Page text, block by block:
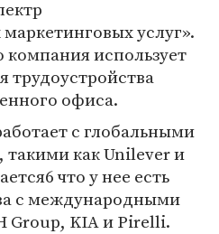
услуг».
использует
трудоустройства
офиса.
с глобальными
как Unilever и
что у нее есть
с международными
Group, KIA и Pirelli.